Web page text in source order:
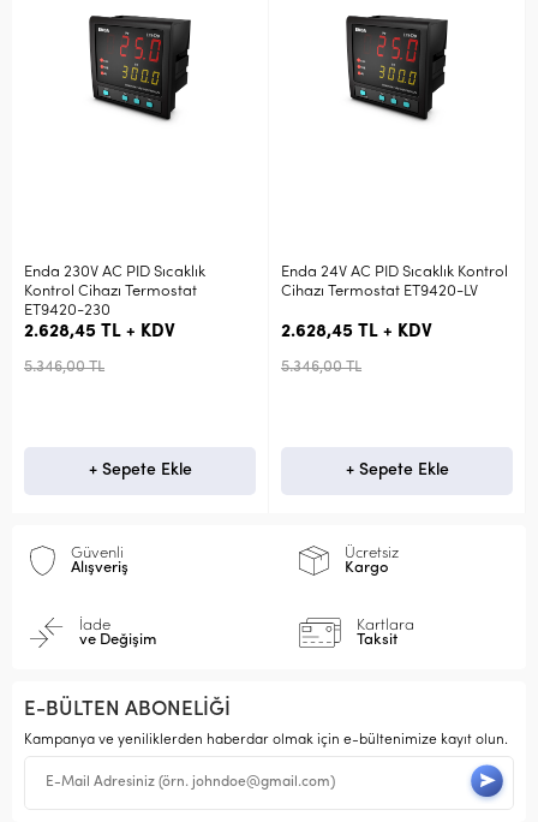
Enda 24V AC PID Sıcaklık Kontrol
Cihazı Termostat ET9420-LV
2.628,45 TL + KDV
5.346,00 TL
+ Sepete Ekle
Enda 24V AC-DC On-Off
Sıcaklık Kontrol Cihazı
1.141,65 TL + KDV
2.322,00 TL
+ Sepete Ekle
Güvenli
Alışveriş
Ücretsiz
Kargo
İade
ve Değişim
Kartlara
Taksit
E-BÜLTEN ABONELİĞİ
Kampanya ve yeniliklerden haberdar olmak için e-bültenimize kayıt olun.